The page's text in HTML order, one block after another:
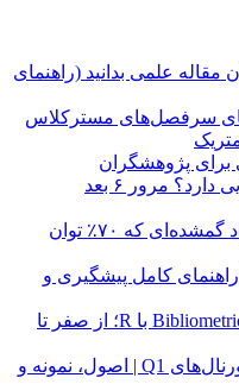
مقاله علمی بدانید (راهنمای
سرفصل‌های مسترکلاس
برای پژوهشگران
پژوهشگر برجسته چه ویژگی‌هایی دارد؟ مرور ۶ بعد
کتاب‌سنجی (Bibliometric)؛ سواد گمشده‌ای که ۷۰٪ توان
کامل پیشگیری و
مسترکلاس آنلاین ۱۰۰ ساعته Bibliometric با R؛ از صفر تا
نوشتن چکیده استاندارد برای ژورنال‌های Q1 | اصول، نمونه و